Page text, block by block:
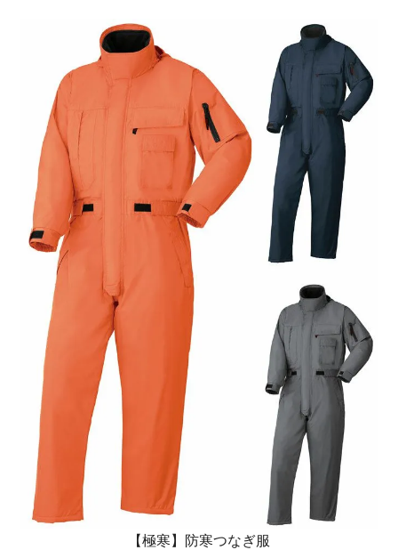
【極寒】防寒つなぎ服